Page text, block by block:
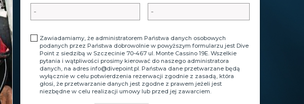
Zawiadamiamy, że administratorem Państwa danych osobowych
podanych przez Państwa dobrowolnie w powyższym formularzu jest Dive
Point z siedzibą w Szczecinie 70-467 ul. Monte Cassino 19E. Wszelkie
pytania i wątpliwości prosimy kierować do naszego administratora
danych, na adres info@divepoint.pl. Państwa dane przetwarzane będą
wyłącznie w celu potwierdzenia rezerwacji zgodnie z zasadą, która
głosi, że przetwarzanie danych jest zgodne z prawem jeżeli jest
niezbędne w celu realizacji umowy lub przed jej zawarciem.